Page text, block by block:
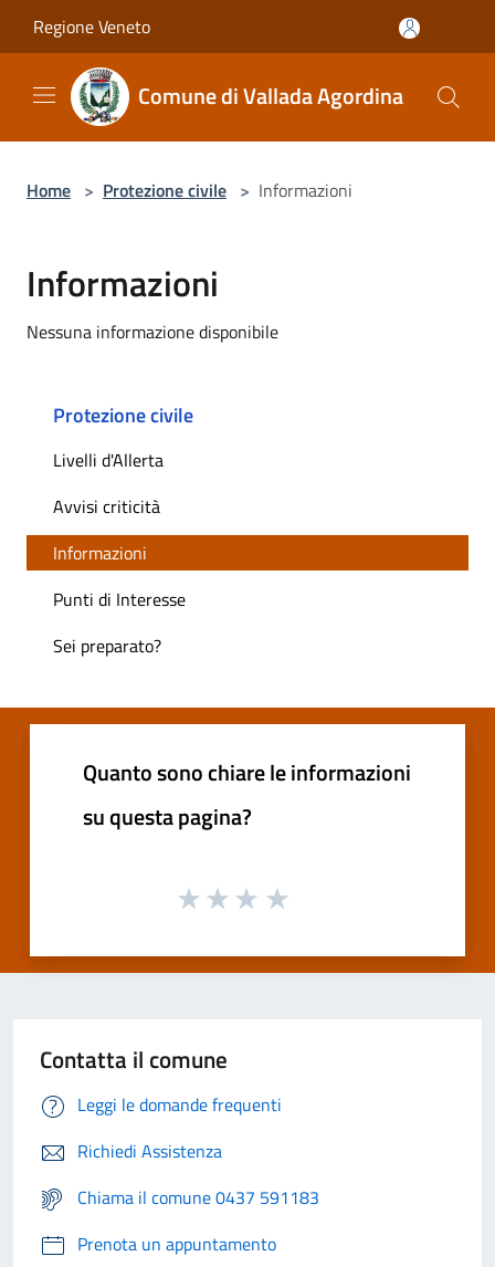
Regione Veneto
Comune di Vallada Agordina
Home > Protezione civile > Informazioni
Informazioni
Nessuna informazione disponibile
Protezione civile
Livelli d'Allerta
Avvisi criticità
Informazioni
Punti di Interesse
Sei preparato?
Quanto sono chiare le informazioni
su questa pagina?
Contatta il comune
Leggi le domande frequenti
Richiedi Assistenza
Chiama il comune 0437 591183
Prenota un appuntamento